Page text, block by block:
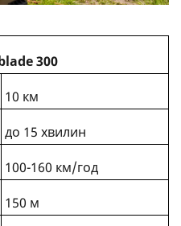
300
10 км
до 15 хвилин
100-160 км/год
150 м